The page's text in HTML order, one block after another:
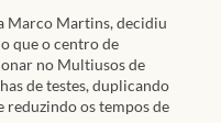
Marco Martins, decidiu
que o centro de
no Multiusos de
de testes, duplicando
reduzindo os tempos de